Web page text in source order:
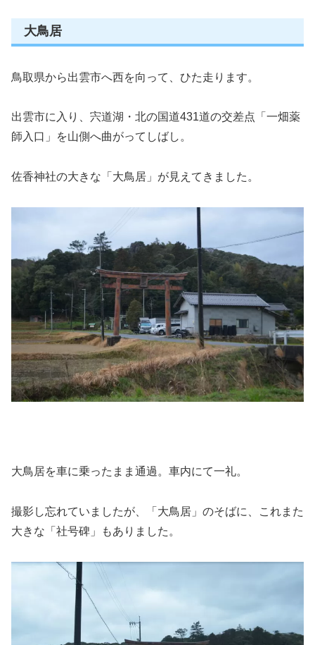
大鳥居
鳥取県から出雲市へ西を向って、ひた走ります。
出雲市に入り、宍道湖・北の国道431道の交差点「一畑薬
師入口」を山側へ曲がってしばし。
佐香神社の大きな「大鳥居」が見えてきました。
大鳥居を車に乗ったまま通過。車内にて一礼。
撮影し忘れていましたが、「大鳥居」のそばに、これまた
大きな「社号碑」もありました。